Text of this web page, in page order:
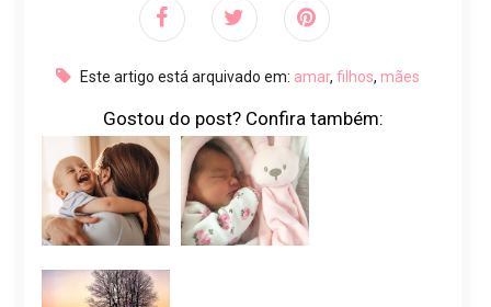
Este artigo está arquivado em: amar, filhos, mães
Gostou do post? Confira também: